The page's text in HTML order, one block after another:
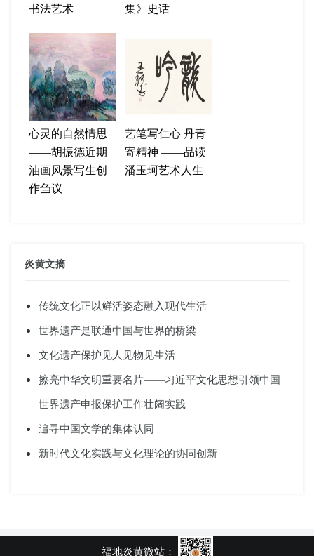
书法艺术
集》史话
心灵的自然情思
——胡振德近期
油画风景写生创
作刍议
艺笔写仁心 丹青
寄精神 ——品读
潘玉珂艺术人生
炎黄文摘
传统文化正以鲜活姿态融入现代生活
世界遗产是联通中国与世界的桥梁
文化遗产保护见人见物见生活
擦亮中华文明重要名片——习近平文化思想引领中国
世界遗产申报保护工作壮阔实践
追寻中国文学的集体认同
新时代文化实践与文化理论的协同创新
福地炎黄微站：